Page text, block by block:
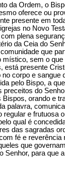
da Ordem, o
oferece ou
presente em
no Novo
plena
da Ceia do
que
sem o
presente
corpo e
pelo Bispo, a
preceitos do
orando e
palavra,
e frutuosa
qual é
das sagradas
fé e
que
Senhor, para que